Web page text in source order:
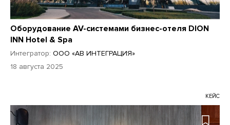
Оборудование AV-системами бизнес-отеля DION
INN Hotel & Spa
Интегратор: ООО «АВ ИНТЕГРАЦИЯ»
18 августа 2025
КЕЙС